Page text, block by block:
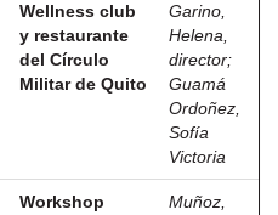
Wellness club
y restaurante
del Círculo
Militar de Quito
Garino,
Helena,
director;
Guamá
Ordoñez,
Sofía
Victoria
Workshop
Muñoz,